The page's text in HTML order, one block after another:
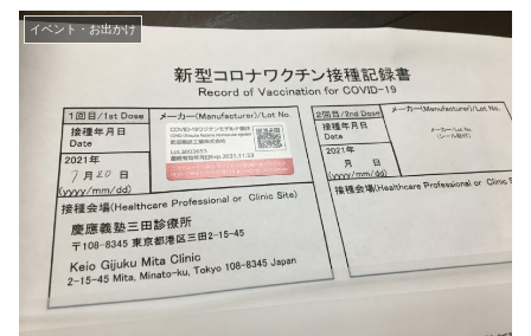
イベント・お出かけ